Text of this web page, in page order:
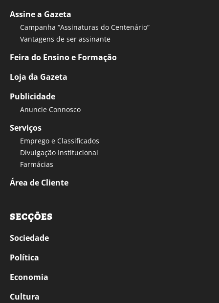
Assine a Gazeta
Campanha “Assinaturas do Centenário”
Vantagens de ser assinante
Feira do Ensino e Formação
Loja da Gazeta
Publicidade
Anuncie Connosco
Serviços
Emprego e Classificados
Divulgação Institucional
Farmácias
Área de Cliente
SECÇÕES
Sociedade
Política
Economia
Cultura